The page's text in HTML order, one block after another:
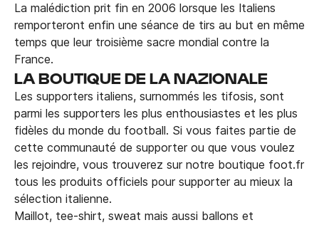
La malédiction prit fin en 2006 lorsque les Italiens
remporteront enfin une séance de tirs au but en même
temps que leur troisième sacre mondial contre la
France.
LA BOUTIQUE DE LA NAZIONALE
Les supporters italiens, surnommés les tifosis, sont
parmi les supporters les plus enthousiastes et les plus
fidèles du monde du football. Si vous faites partie de
cette communauté de supporter ou que vous voulez
les rejoindre, vous trouverez sur notre boutique foot.fr
tous les produits officiels pour supporter au mieux la
sélection italienne.
Maillot, tee-shirt, sweat mais aussi ballons et